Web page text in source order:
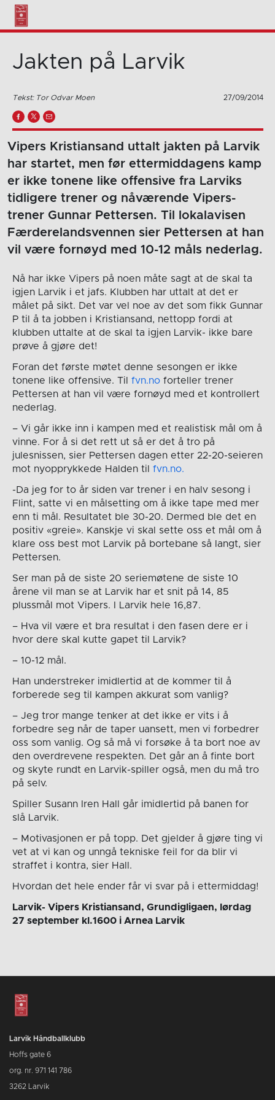
Jakten på Larvik
Tekst: Tor Odvar Moen 27/09/2014
Vipers Kristiansand uttalt jakten på Larvik
har startet, men før ettermiddagens kamp
er ikke tonene like offensive fra Larviks
tidligere trener og nåværende Vipers-
trener Gunnar Pettersen. Til lokalavisen
Færderelandsvennen sier Pettersen at han
vil være fornøyd med 10-12 måls nederlag.
Nå har ikke Vipers på noen måte sagt at de skal ta
igjen Larvik i et jafs. Klubben har uttalt at det er
målet på sikt. Det var vel noe av det som fikk Gunnar
P til å ta jobben i Kristiansand, nettopp fordi at
klubben uttalte at de skal ta igjen Larvik- ikke bare
prøve å gjøre det!
Foran det første møtet denne sesongen er ikke
tonene like offensive. Til fvn.noforteller trener
Pettersen at han vil være fornøyd med et kontrollert
nederlag.
– Vi går ikke inn i kampen med et realistisk mål om å
vinne. For å si det rett ut så er det å tro på
julesnissen, sier Pettersen dagen etter 22-20-seieren
mot nyopprykkede Halden til fvn.no.
-Da jeg for to år siden var trener i en halv sesong i
Flint, satte vi en målsetting om å ikke tape med mer
enn ti mål. Resultatet ble 30-20. Dermed ble det en
positiv «greie». Kanskje vi skal sette oss et mål om å
klare oss best mot Larvik på bortebane så langt, sier
Pettersen.
Ser man på de siste 20 seriemøtene de siste 10
årene vil man se at Larvik har et snit på 14, 85
plussmål mot Vipers. I Larvik hele 16,87.
– Hva vil være et bra resultat i den fasen dere er i
hvor dere skal kutte gapet til Larvik?
– 10-12 mål.
Han understreker imidlertid at de kommer til å
forberede seg til kampen akkurat som vanlig?
– Jeg tror mange tenker at det ikke er vits i å
forbedre seg når de taper uansett, men vi forbedrer
oss som vanlig. Og så må vi forsøke å ta bort noe av
den overdrevene respekten. Det går an å finte bort
og skyte rundt en Larvik-spiller også, men du må tro
på selv.
Spiller Susann Iren Hall går imidlertid på banen for
slå Larvik.
– Motivasjonen er på topp. Det gjelder å gjøre ting vi
vet at vi kan og unngå tekniske feil for da blir vi
straffet i kontra, sier Hall.
Hvordan det hele ender får vi svar på i ettermiddag!
Larvik- Vipers Kristiansand, Grundigligaen, lørdag
27 september kl.1600 i Arnea Larvik
Larvik Håndballklubb
Hoffs gate 6
org. nr. 971 141 786
3262 Larvik